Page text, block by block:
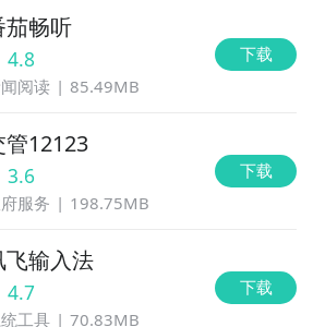
茄畅听
4.8
阅读 85.49MB
下载
管12123
3.6
服务 198.75MB
下载
飞输入法
4.7
工具 70.83MB
下载